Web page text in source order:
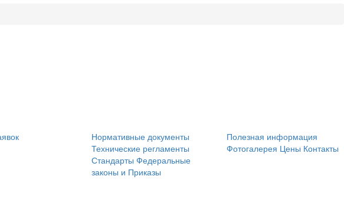
Нормативные документы
Технические регламенты
Стандарты Федеральные
законы и Приказы
Полезная информация
Фотогалерея Цены Контакты